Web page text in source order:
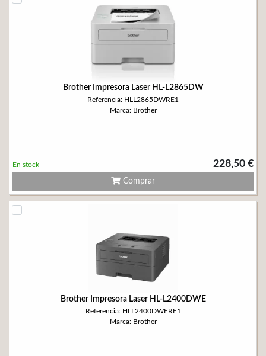
Brother Impresora Laser HL-L2865DW
Referencia: HLL2865DWRE1
Marca: Brother
228,50 €
En stock
Comprar
Brother Impresora Laser HL-L2400DWE
Referencia: HLL2400DWERE1
Marca: Brother